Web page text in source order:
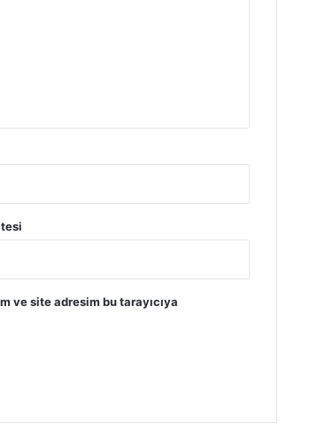
ve site adresim bu tarayıcıya